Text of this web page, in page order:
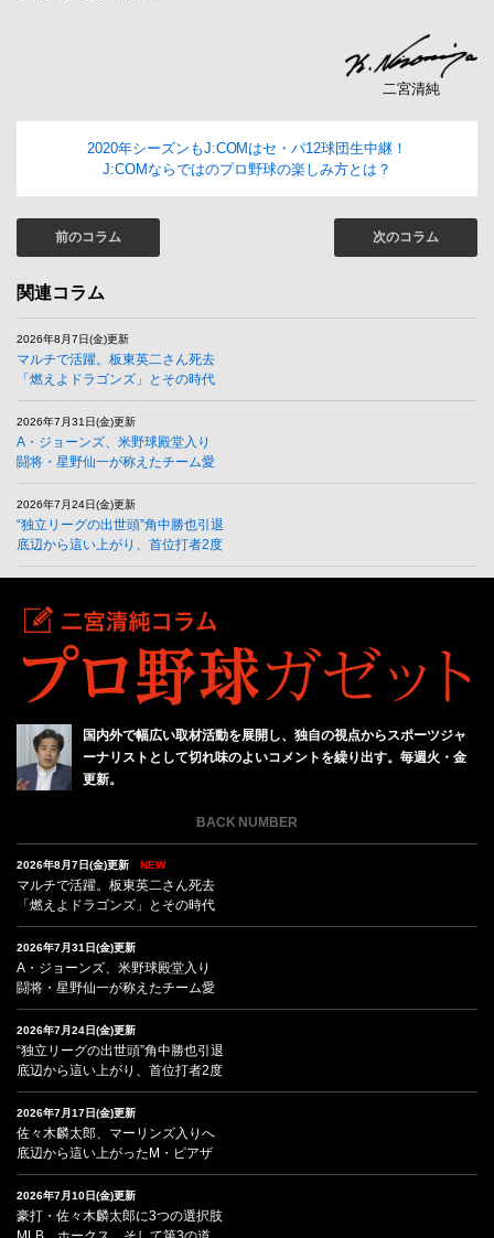
二宮清純
2020年シーズンもJ:COMはセ・パ12球団生中継！
J:COMならではのプロ野球の楽しみ方とは？
前のコラム 次のコラム
関連コラム
2026年8月7日(金)更新
マルチで活躍。板東英二さん死去
「燃えよドラゴンズ」とその時代
2026年7月31日(金)更新
A・ジョーンズ、米野球殿堂入り
闘将・星野仙一が称えたチーム愛
2026年7月24日(金)更新
“独立リーグの出世頭”角中勝也引退
底辺から這い上がり、首位打者2度
国内外で幅広い取材活動を展開し、独自の視点からスポーツジャ
ーナリストとして切れ味のよいコメントを繰り出す。毎週火・金
更新。
BACK NUMBER
2026年8月7日(金)更新 NEW
マルチで活躍。板東英二さん死去
「燃えよドラゴンズ」とその時代
2026年7月31日(金)更新
A・ジョーンズ、米野球殿堂入り
闘将・星野仙一が称えたチーム愛
2026年7月24日(金)更新
“独立リーグの出世頭”角中勝也引退
底辺から這い上がり、首位打者2度
2026年7月17日(金)更新
佐々木麟太郎、マーリンズ入りへ
底辺から這い上がったM・ピアザ
2026年7月10日(金)更新
豪打・佐々木麟太郎に3つの選択肢